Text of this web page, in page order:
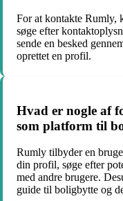
For at kontakte Rumly,
søge efter
sende en besked
oprettet en profil.
Hvad er nogle af
som platform til
Rumly tilbyder en
din profil, søge efter
med andre brugere.
guide til boligbytte og